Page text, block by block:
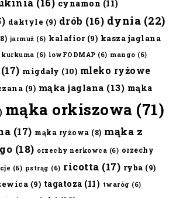
(16) cynamon (11)
daktyle (9) drób (16) dynia (22)
jarmuż (6) kalafior(9) kasza jaglana
kurkuma (6) lowFODMAP (6) mango (6)
(17) migdały (10) mleko ryżowe
(9) mąka jaglana (13) mąka
mąka orkiszowa (71)
(17) mąka ryżowa (8) mąka z
(18) orzechy nerkowca (6) orzechy
(6) pstrąg (6) ricotta (17) ryba (9)
(9) tagatoza (11) twaróg (6)